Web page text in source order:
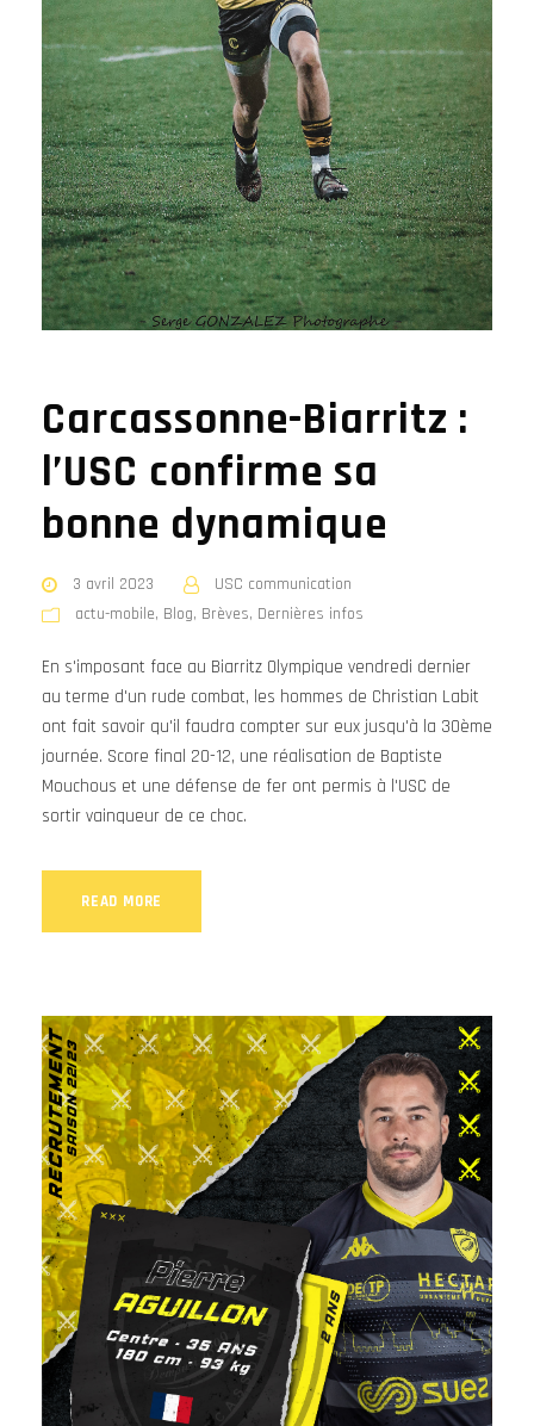
Carcassonne-Biarritz :
l’USC confirme sa
bonne dynamique
3 avril 2023
USC communication
actu-mobile, Blog, Brèves, Dernières infos
En s'imposant face au Biarritz Olympique vendredi dernier
au terme d'un rude combat, les hommes de Christian Labit
ont fait savoir qu'il faudra compter sur eux jusqu'à la 30ème
journée. Score final 20-12, une réalisation de Baptiste
Mouchous et une défense de fer ont permis à l'USC de
sortir vainqueur de ce choc.
READ MORE